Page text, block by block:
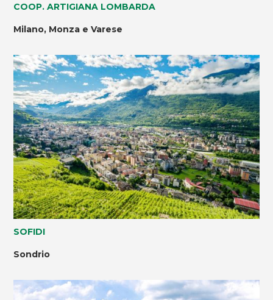
COOP. ARTIGIANA LOMBARDA
Milano, Monza e Varese
SOFIDI
Sondrio